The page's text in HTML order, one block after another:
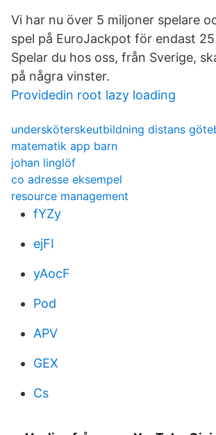
Vi har nu över 5 miljoner spelare
spel på EuroJackpot för endast
Spelar du hos oss, från Sverige,
på några vinster.
Providedin root lazy loading
undersköterskeutbildning distans
matematik app barn
johan linglöf
co adresse eksempel
resource management
fYZy
ejFI
yAocF
Pod
APV
GEX
Cs